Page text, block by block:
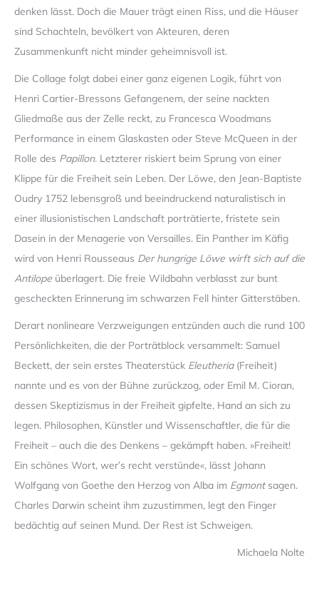
denken lässt. Doch die Mauer trägt einen Riss, und die Häuser
sind Schachteln, bevölkert von Akteuren, deren
Zusammenkunft nicht minder geheimnisvoll ist.
Die Collage folgt dabei einer ganz eigenen Logik, führt von
Henri Cartier-Bressons Gefangenem, der seine nackten
Gliedmaße aus der Zelle reckt, zu Francesca Woodmans
Performance in einem Glaskasten oder Steve McQueen in der
Rolle des Papillon. Letzterer riskiert beim Sprung von einer
Klippe für die Freiheit sein Leben. Der Löwe, den Jean-Baptiste
Oudry 1752 lebensgroß und beeindruckend naturalistisch in
einer illusionistischen Landschaft porträtierte, fristete sein
Dasein in der Menagerie von Versailles. Ein Panther im Käfig
wird von Henri Rousseaus Der hungrige Löwe wirft sich auf die
Antilope überlagert. Die freie Wildbahn verblasst zur bunt
gescheckten Erinnerung im schwarzen Fell hinter Gitterstäben.
Derart nonlineare Verzweigungen entzünden auch die rund 100
Persönlichkeiten, die der Porträtblock versammelt: Samuel
Beckett, der sein erstes Theaterstück Eleutheria(Freiheit)
nannte und es von der Bühne zurückzog, oder Emil M. Cioran,
dessen Skeptizismus in der Freiheit gipfelte, Hand an sich zu
legen. Philosophen, Künstler und Wissenschaftler, die für die
Freiheit – auch die des Denkens – gekämpft haben. »Freiheit!
Ein schönes Wort, wer’s recht verstünde«, lässt Johann
Wolfgang von Goethe den Herzog von Alba im Egmontsagen.
Charles Darwin scheint ihm zuzustimmen, legt den Finger
bedächtig auf seinen Mund. Der Rest ist Schweigen.
Michaela Nolte